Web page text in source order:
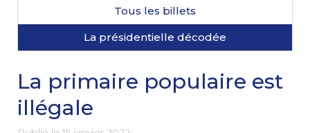
Tous les billets
La présidentielle décodée
La primaire populaire est
illégale